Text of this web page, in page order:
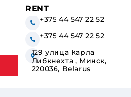
RENT
+375 44 547 22 52
+375 44 547 22 52
129 улица Карла
Либкнехта , Минск,
220036, Belarus